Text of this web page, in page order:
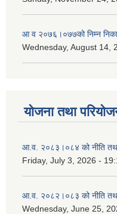
आ‌ व २०७६।०७७को निम्न
Wednesday, August 14,
योजना तथा
आ.व. २०८३।०८४ को नीति
Friday, July 3, 2026 -
आ.व. २०८२।०८३ को नीति
Wednesday, June 25,